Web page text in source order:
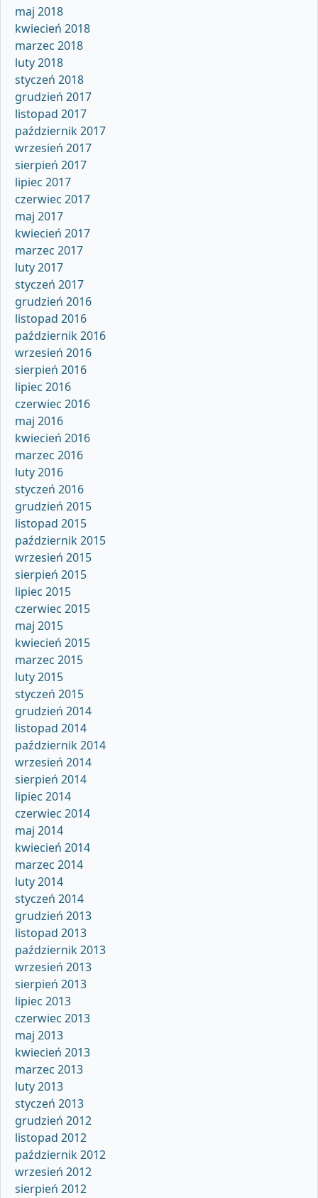
maj 2018
kwiecień 2018
marzec 2018
luty 2018
styczeń 2018
grudzień 2017
listopad 2017
październik 2017
wrzesień 2017
sierpień 2017
lipiec 2017
czerwiec 2017
maj 2017
kwiecień 2017
marzec 2017
luty 2017
styczeń 2017
grudzień 2016
listopad 2016
październik 2016
wrzesień 2016
sierpień 2016
lipiec 2016
czerwiec 2016
maj 2016
kwiecień 2016
marzec 2016
luty 2016
styczeń 2016
grudzień 2015
listopad 2015
październik 2015
wrzesień 2015
sierpień 2015
lipiec 2015
czerwiec 2015
maj 2015
kwiecień 2015
marzec 2015
luty 2015
styczeń 2015
grudzień 2014
listopad 2014
październik 2014
wrzesień 2014
sierpień 2014
lipiec 2014
czerwiec 2014
maj 2014
kwiecień 2014
marzec 2014
luty 2014
styczeń 2014
grudzień 2013
listopad 2013
październik 2013
wrzesień 2013
sierpień 2013
lipiec 2013
czerwiec 2013
maj 2013
kwiecień 2013
marzec 2013
luty 2013
styczeń 2013
grudzień 2012
listopad 2012
październik 2012
wrzesień 2012
sierpień 2012